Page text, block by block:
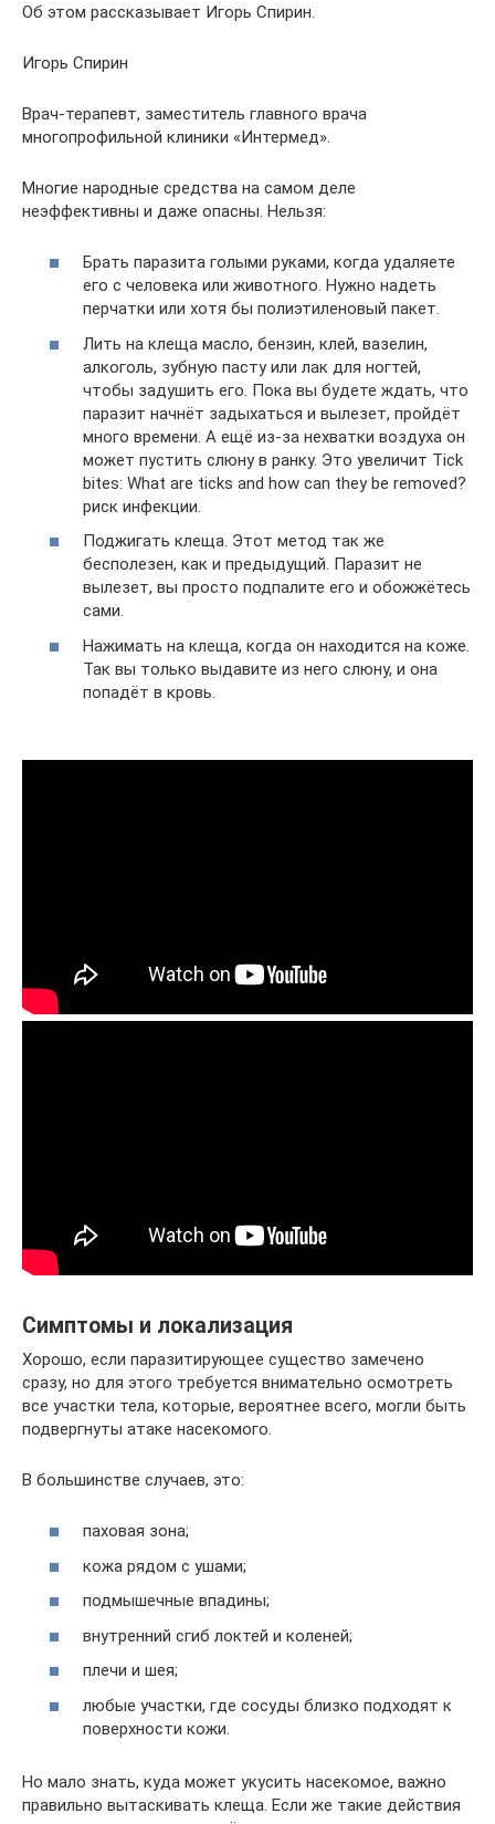
Об этом рассказывает Игорь Спирин.
Игорь Спирин
Врач-терапевт, заместитель главного врача
многопрофильной клиники «Интермед».
Многие народные средства на самом деле
неэффективны и даже опасны. Нельзя:
Брать паразита голыми руками, когда удаляете
его с человека или животного. Нужно надеть
перчатки или хотя бы полиэтиленовый пакет.
Лить на клеща масло, бензин, клей, вазелин,
алкоголь, зубную пасту или лак для ногтей,
чтобы задушить его. Пока вы будете ждать, что
паразит начнёт задыхаться и вылезет, пройдёт
много времени. А ещё из-за нехватки воздуха он
может пустить слюну в ранку. Это увеличит Tick
bites: What are ticks and how can they be removed?
риск инфекции.
Поджигать клеща. Этот метод так же
бесполезен, как и предыдущий. Паразит не
вылезет, вы просто подпалите его и обожжётесь
сами.
Нажимать на клеща, когда он находится на коже.
Так вы только выдавите из него слюну, и она
попадёт в кровь.
Симптомы и локализация
Хорошо, если паразитирующее существо замечено
сразу, но для этого требуется внимательно осмотреть
все участки тела, которые, вероятнее всего, могли быть
подвергнуты атаке насекомого.
В большинстве случаев, это:
паховая зона;
кожа рядом с ушами;
подмышечные впадины;
внутренний сгиб локтей и коленей;
плечи и шея;
любые участки, где сосуды близко подходят к
поверхности кожи.
Но мало знать, куда может укусить насекомое, важно
правильно вытаскивать клеща. Если же такие действия